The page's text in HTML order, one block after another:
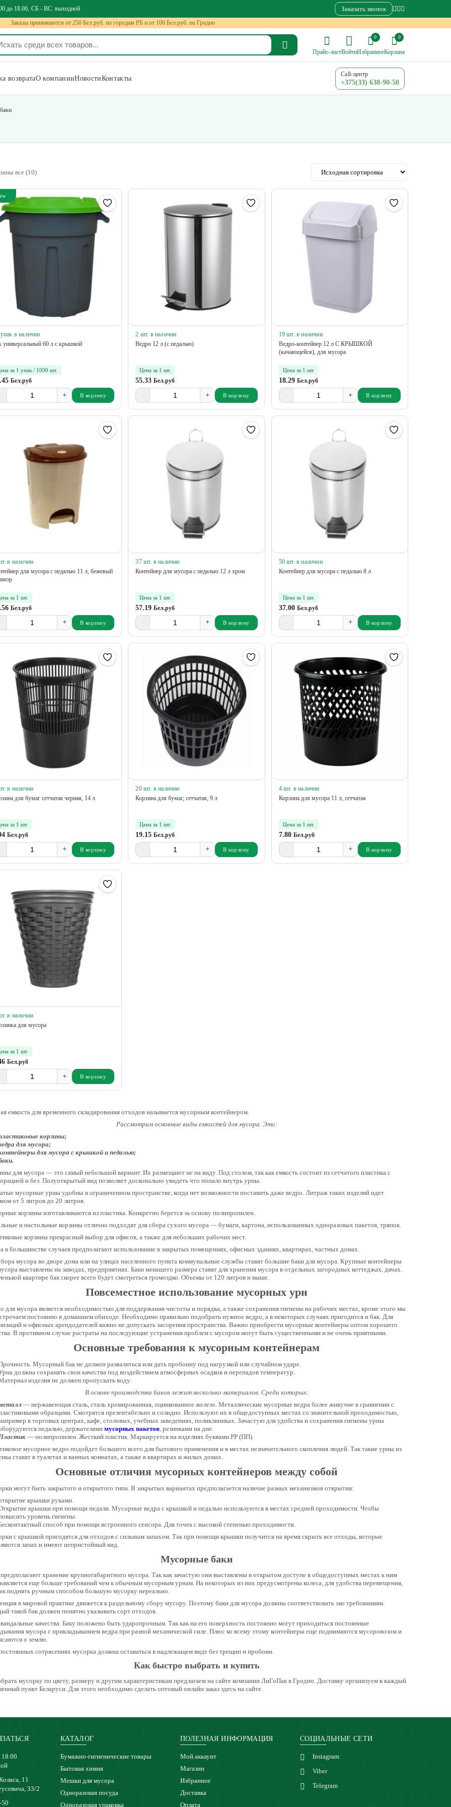
до 18.00 СБ - ВС: выходной Заказать звонок
Заказы принимаются от 250 Бел.руб. по городам РБ и от 100 Бел.руб. по Гродно
Прайс-листВойти
0
Избранное
0
Корзина
возвратаО компанииНовостиКонтакты
Call-центр
+375(33) 630-90-50
все (10)
в наличии
универсальный 60 л с крышкой
за 1 упак / 1000 шт.
Бел.руб
- + В корзину
2 шт. в наличии
Ведро 12 л (с педалью)
Цена за 1 шт.
55.33Бел.руб
- + В корзину
19 шт. в наличии
Ведро-контейнер 12 л С КРЫШКОЙ
(качающейся), для мусора
Цена за 1 шт.
18.29 Бел.руб
- + В корзину
в наличии
для мусора с педалью 11 л, бежевый
за 1 шт.
Бел.руб
- + В корзину
37 шт. в наличии
Контейнер для мусора с педалью 12 л хром
Цена за 1 шт.
57.19Бел.руб
- + В корзину
50 шт. в наличии
Контейнер для мусора с педалью 8 л
Цена за 1 шт.
37.00 Бел.руб
- + В корзину
в наличии
для бумаг сетчатая черная, 14 л
за 1 шт.
Бел.руб
- + В корзину
20 шт. в наличии
Корзина для бумаг, сетчатая, 9 л
Цена за 1 шт.
19.15Бел.руб
- + В корзину
4 шт. в наличии
Корзина для мусора 11 л, сетчатая
Цена за 1 шт.
7.80 Бел.руб
- + В корзину
в наличии
для мусора
за 1 шт.
Бел.руб
- + В корзину
емкость для временного складирования отходов называется мусорным контейнером.
Рассмотрим основные виды емкостей для мусора. Это:
корзины;
для мусора;
для мусора с крышкой и педалью;
для мусора — это самый небольшой вариант. Их размещают не на виду. Под столом, так как емкость состоит из сетчатого пластика с
и без. Полуоткрытый вид позволяет досконально увидеть что попало внутрь урны.
мусорные урны удобны в ограниченном пространстве, когда нет возможности поставить даже ведро. Литраж таких изделий идет
от 5 литров до 20 литров.
корзины изготавливаются из пластика. Конкретно берется за основу полипропилен.
и настольные корзины отлично подходят для сбора сухого мусора — бумаги, картона, использованных одноразовых пакетов, тряпок.
корзины прекрасный выбор для офисов, а также для небольших рабочих мест.
в большинстве случаев предполагают использование в закрытых помещениях, офисных зданиях, квартирах, частных домах.
мусора во дворе дома или на улицах населенного пункта коммунальные службы ставят большие баки для мусора. Крупные контейнеры
выставлены на заводах, предприятиях. Баки меньшего размера ставят для хранения мусора в отдельных загородных коттеджах, дачах.
квартире бак скорее всего будет смотреться громоздко. Объемы от 120 литров и выше.
Повсеместное использование мусорных урн
для мусора является необходимостью для поддержания чистоты и порядка, а также сохранения гигиены на рабочих местах, кроме этого мы
постоянно в домашнем обиходе. Необходимо правильно подобрать нужное ведро, а в некоторых случаях пригодится и бак. Для
и офисных арендодателей важно не допускать засорения пространства. Важно приобрести мусорные контейнеры оптом хорошего
В противном случае растраты на последующие устранения проблем с мусором могут быть существенными и не очень приятными.
Основные требования к мусорным контейнерам
Мусорный бак не должен развалиться или дать пробоину под нагрузкой или случайном ударе.
должна сохранять свои качества под воздействием атмосферных осадков и перепадов температур.
изделия не должен пропускать воду.
В основе производства баков лежит несколько материалов. Среди которых:
— нержавеющая сталь, сталь хромированная, оцинкованное железо. Металлические мусорные ведра более живучие в сравнении с
образцами. Смотрятся презентабельно и солидно. Используют их в общедоступных местах со значительной проходимостью,
в торговых центрах, кафе, столовых, учебных заведениях, поликлиниках. Зачастую для удобства и сохранения гигиены урны
педалью, держателямимусорных пакетов, резинками на дне.
— полипропилен. Жесткий пластик. Маркируется на изделиях буквами PP (ПП).
мусорное ведро подойдет большего всего для бытового применения и в местах незначительного скопления людей. Так такие урны из
ставят в туалетах и ванных комнатах, а также в квартирах и жилых домах.
Основные отличия мусорных контейнеров между собой
могут быть закрытого и открытого типа. В закрытых вариантах предполагается наличие разных механизмов открытия:
крышки руками.
крышки при помощи педали. Мусорные ведра с крышкой и педалью используются в местах средней проходимости. Чтобы
уровень гигиены.
способ при помощи встроенного сенсора. Для точек с высокой степенью проходимости.
с крышкой пригодятся для отходов с сильным запахом. Так при помощи крышки получится на время скрыть все отходы, которые
запах и имеют непристойный вид.
Мусорные баки
хранение крупногабаритного мусора. Так как зачастую они выставлены в открытом доступе в общедоступных местах к ним
еще больше требований чем к обычным мусорным урнам. На некоторых из них предусмотрены колеса, для удобства перемещения,
поднять ручным способом большую мусорку нереально.
в мировой практике движется к раздельному сбору мусору. Поэтому баки для мусора должны соответствовать эко требованиям.
такой бак должен понятно указывать сорт отходов.
качества. Баку положено быть ударопрочным. Так как на его поверхность постоянно могут приходиться постоянные
мусора с прикладыванием ведра при разной механической силе. Плюс ко всему этому контейнеры еще поднимаются мусоровозом и
о землю.
сотрясениях мусорка должна оставаться в надлежащем виде без трещин и пробоин.
Как быстро выбрать и купить
мусорку по цвету, размеру и другим характеристикам предлагаем на сайте компании ЛиГоПак в Гродно. Доставку организуем в каждый
пункт Беларуси. Для этого необходимо сделать оптовый онлайн заказ здесь на сайте.
11
33/2
КАТАЛОГ
Бумажно-гигиенические товары
Бытовая химия
Мешки для мусора
Одноразовая посуда
Одноразовая упаковка
ПОЛЕЗНАЯ ИНФОРМАЦИЯ
Мой аккаунт
Магазин
Избранное
Доставка
Оплата
СОЦИАЛЬНЫЕ СЕТИ
Instagram
Viber
Telegram